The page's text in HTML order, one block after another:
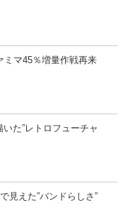
ミマ45％増量作戦再来
た”レトロフューチャ
見えた”バンドらしさ”